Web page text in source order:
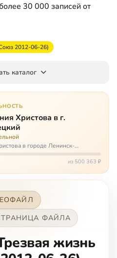
30 000 записей от
2012-06-26)
каталог
Христова в г.
в городе Ленинск-
области – совсем новый, он
И сейчас храм может вообще
из 500 363 ₽
ФАЙЛА
жизнь